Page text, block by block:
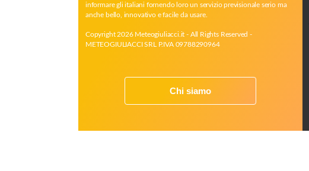
informare gli italiani fornendo loro un servizio previsionale serio ma
anche bello, innovativo e facile da usare.
Copyright 2026 Meteogiuliacci.it - All Rights Reserved -
METEOGIULIACCI SRL P.IVA 09788290964
Chi siamo